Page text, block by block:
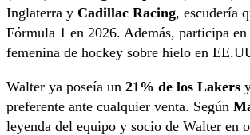
Inglaterra y Cadillac Racing, escudería
Fórmula 1 en 2026. Además, participa
femenina de hockey sobre hielo en
Walter ya poseía un 21% de los Lakers
preferente ante cualquier venta. Según
leyenda del equipo y socio de Walter en